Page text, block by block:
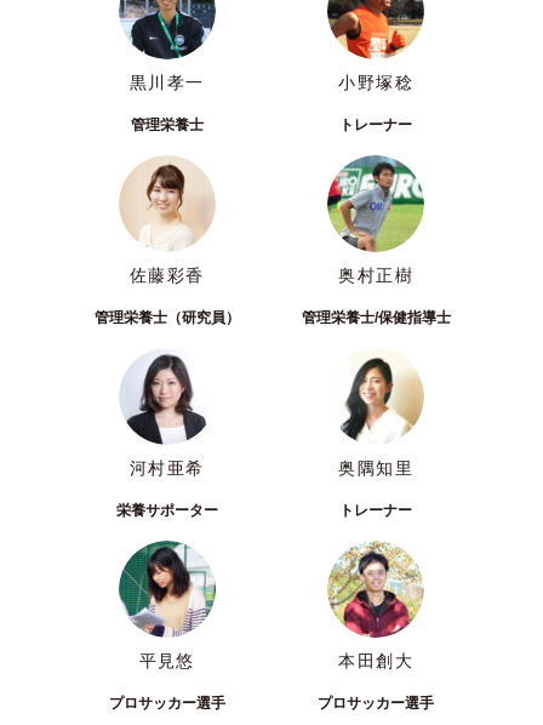
黒川孝一 小野塚稔
管理栄養士
佐藤彩香
トレーナー
奥村正樹
管理栄養士（研究員）
河村亜希
管理栄養士/保健指導士
奥隅知里
栄養サポーター
平見悠
トレーナー
本田創大
プロサッカー選手 プロサッカー選手